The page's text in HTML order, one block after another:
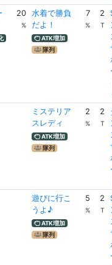
20
%
水着で勝負
だよ！
ATK増加
隊列
7
%
2
T
ミステリア
スレディ
ATK増加
隊列
2
%
2
T
遊びに行こ
うよ♪
ATK増加
隊列
5
%
2
T